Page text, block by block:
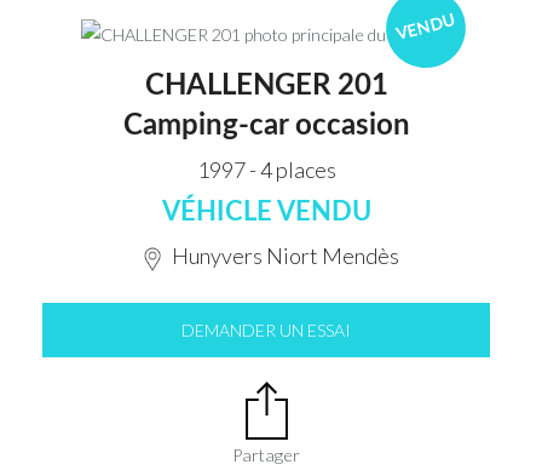
VENDU
CHALLENGER 201
Camping-car occasion
1997 - 4 places
VÉHICLE VENDU
Hunyvers Niort Mendès
DEMANDER UN ESSAI
Partager